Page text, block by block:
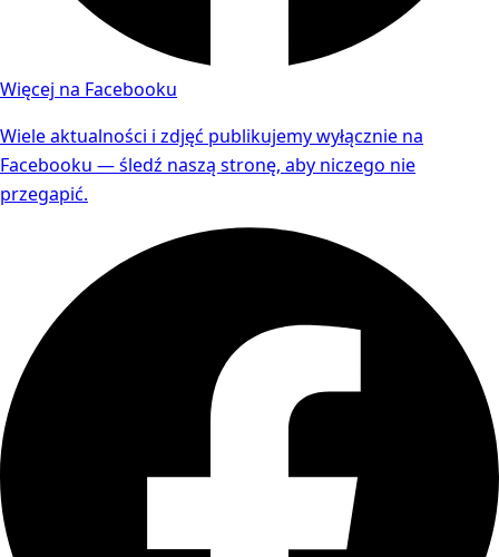
Więcej na Facebooku
Wiele aktualności i zdjęć publikujemy wyłącznie na
Facebooku — śledź naszą stronę, aby niczego nie
przegapić.